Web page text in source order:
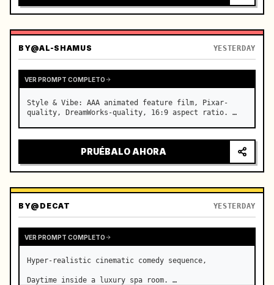
BY@AL-SHAMUS YESTERDAY
VER PROMPT COMPLETO
Style & Vibe: AAA animated feature film, Pixar-
quality, DreamWorks-quality, 16:9 aspect ratio. …
PRUÉBALO AHORA
BY@DECAT YESTERDAY
VER PROMPT COMPLETO
Hyper-realistic cinematic comedy sequence,
Daytime inside a luxury spa room. …